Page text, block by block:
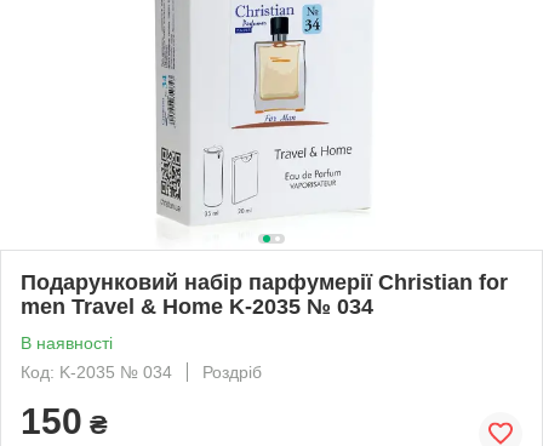
Подарунковий набір парфумерії Christian for
men Travel & Home K-2035 № 034
В наявності
Код: K-2035 № 034
Роздріб
150 ₴